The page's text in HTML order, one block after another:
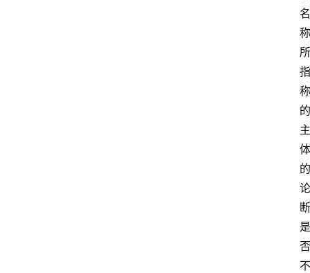
名
称
所
指
称
的
主
体
的
论
断
是
否
不